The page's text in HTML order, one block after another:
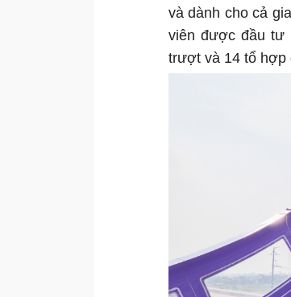
và dành cho cả
viên được đầu tư
trượt và 14 tổ hợp